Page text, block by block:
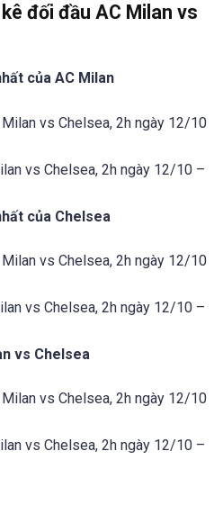
đối đầu AC Milan vs
của AC Milan
vs Chelsea, 2h ngày 12/10 –
của Chelsea
vs Chelsea, 2h ngày 12/10 –
vs Chelsea
vs Chelsea, 2h ngày 12/10 –